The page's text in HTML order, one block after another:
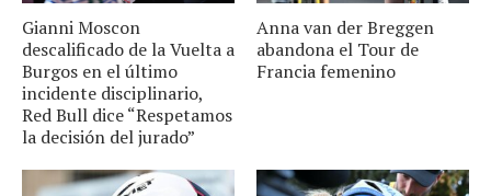
Gianni Moscon
descalificado de la Vuelta a
Burgos en el último
incidente disciplinario,
Red Bull dice “Respetamos
la decisión del jurado”
Anna van der Breggen
abandona el Tour de
Francia femenino